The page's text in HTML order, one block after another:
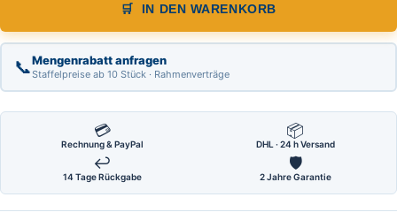
IN DEN WARENKORB
📞Mengenrabatt anfragen
Staffelpreise ab 10 Stück · Rahmenverträge
💳
Rechnung & PayPal
📦
DHL · 24 h Versand
↩
14 Tage Rückgabe
🛡
2 Jahre Garantie